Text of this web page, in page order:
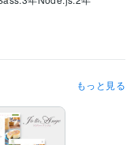
ング もっと見る